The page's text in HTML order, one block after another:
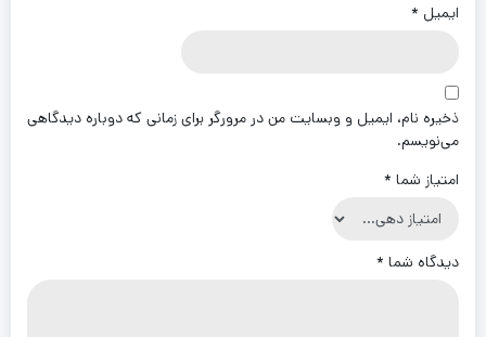
ایمیل *
ذخیره نام، ایمیل و وبسایت من در مرورگر برای زمانی که دوباره دیدگاهی
می‌نویسم.
امتیاز شما *
دیدگاه شما *